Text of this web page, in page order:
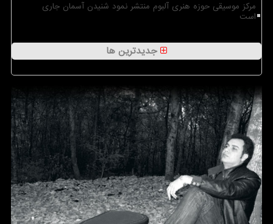
مرکز موسیقی حوزه هنری آلبوم منتشر نمود شنیدن آسمان جاری
است
جدیدترین ها